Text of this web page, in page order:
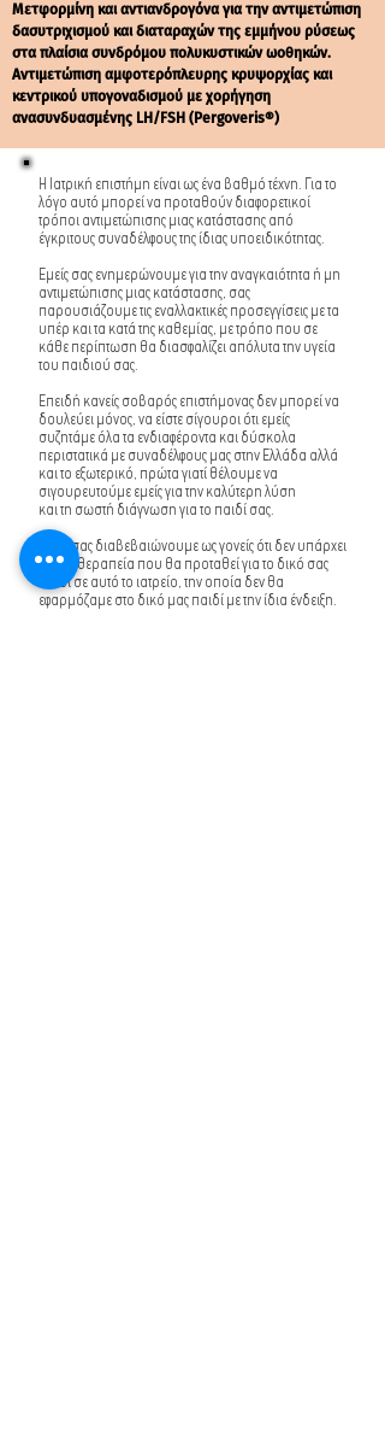
Μετφορμίνη και αντιανδρογόνα για την αντιμετώπιση
δασυτριχισμού και διαταραχών της εμμήνου ρύσεως
στα πλαίσια συνδρόμου πολυκυστικών ωοθηκών.
Αντιμετώπιση αμφοτερόπλευρης κρυψορχίας και
κεντρικού υπογοναδισμού με χορήγηση
ανασυνδυασμένης LH/FSH (Pergoveris®)
Η Ιατρική επιστήμη είναι ως ένα βαθμό τέχνη. Για το
λόγο αυτό μπορεί να προταθούν διαφορετικοί
τρόποι αντιμετώπισης μιας κατάστασης από
έγκριτους συναδέλφους της ίδιας υποειδικότητας.
Εμείς σας ενημερώνουμε για την αναγκαιότητα ή μη
αντιμετώπισης μιας κατάστασης, σας
παρουσιάζουμε τις εναλλακτικές προσεγγίσεις με τα
υπέρ και τα κατά της καθεμίας, με τρόπο που σε
κάθε περίπτωση θα διασφαλίζει απόλυτα την υγεία
του παιδιού σας.
Επειδή κανείς σοβαρός επιστήμονας δεν μπορεί να
δουλεύει μόνος, να είστε σίγουροι ότι εμείς
συζητάμε όλα τα ενδιαφέροντα και δύσκολα
περιστατικά με συναδέλφους μας στην Ελλάδα αλλά
και το εξωτερικό, πρώτα γιατί θέλουμε να
σιγουρευτούμε εμείς για την καλύτερη λύση
και τη σωστή διάγνωση για το παιδί σας.
Τέλος σας διαβεβαιώνουμε ως γονείς ότι δεν υπάρχει
καμία θεραπεία που θα προταθεί για το δικό σας
παιδί σε αυτό το ιατρείο, την οποία δεν θα
εφαρμόζαμε στο δικό μας παιδί με την ίδια ένδειξη.